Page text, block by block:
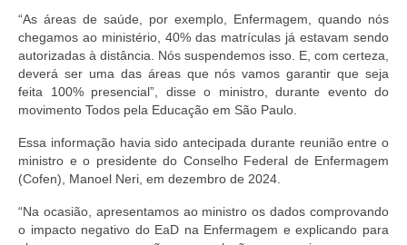
Fiscalização
Responsabilidade Técnica
Legislações
Portarias
Desagravo Público
“As áreas de saúde, por exemplo, Enfermagem, quando nós
chegamos ao ministério, 40% das matrículas já estavam sendo
autorizadas à distância. Nós suspendemos isso. E, com certeza,
deverá ser uma das áreas que nós vamos garantir que seja
feita 100% presencial”, disse o ministro, durante evento do
movimento Todos pela Educação em São Paulo.
Essa informação havia sido antecipada durante reunião entre o
ministro e o presidente do Conselho Federal de Enfermagem
(Cofen), Manoel Neri, em dezembro de 2024.
“Na ocasião, apresentamos ao ministro os dados comprovando
o impacto negativo do EaD na Enfermagem e explicando para